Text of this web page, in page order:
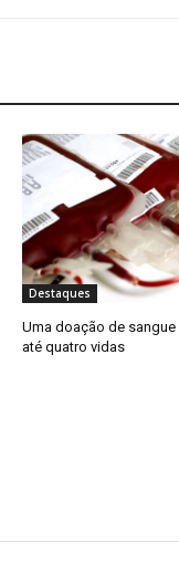
Destaques
Uma doação de
até quatro vidas